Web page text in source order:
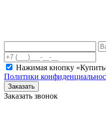
Нажимая кнопку
Политики
Заказать
Заказать звонок